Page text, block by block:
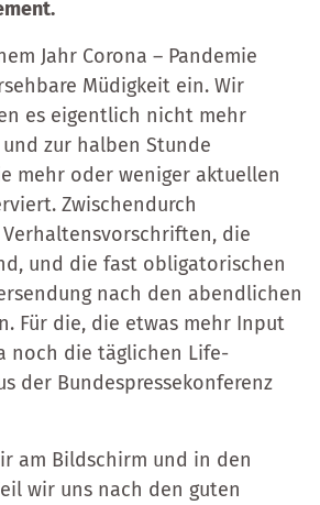
Jahr Corona – Pandemie
Müdigkeit ein. Wir
es eigentlich nicht mehr
zur halben Stunde
mehr oder weniger aktuellen
Zwischendurch
die
und die fast obligatorischen
nach den abendlichen
Für die, die etwas mehr Input
noch die täglichen Life-
der Bundespressekonferenz
am Bildschirm und in den
wir uns nach den guten